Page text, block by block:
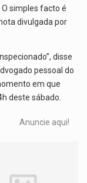
simples facto é
divulgada por
disse
pessoal do
em que
deste sábado.
Anuncie aqui!